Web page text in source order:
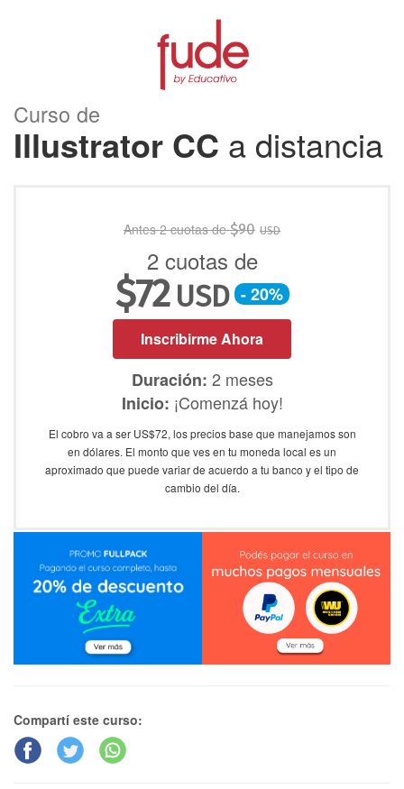
Curso de
Illustrator CC a distancia
Antes 2 cuotas de$90 USD
2 cuotas de
$72 USD - 20%
Inscribirme Ahora
Duración: 2 meses
Inicio: ¡Comenzá hoy!
El cobro va a ser US$72, los precios base que manejamos son
en dólares. El monto que ves en tu moneda local es un
aproximado que puede variar de acuerdo a tu banco y el tipo de
cambio del día.
Compartí este curso: